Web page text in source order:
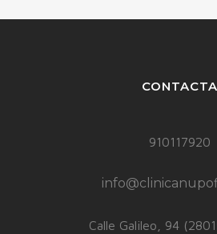
CONTACTA
910117920
Calle Galileo, 94